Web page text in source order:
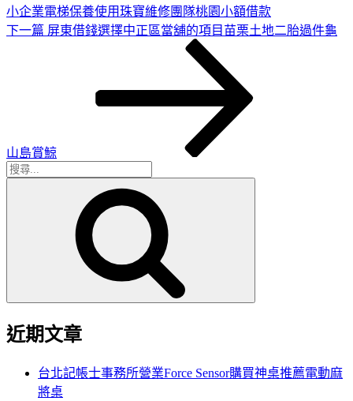
小企業電梯保養使用珠寶維修團隊桃園小額借款
下
下一篇 屏東借錢選擇中正區當舖的項目苗栗土地二胎過件龜
山島賞鯨
搜
近期文章
台北記帳士事務所營業Force Sensor購買神桌推薦電動麻
將桌